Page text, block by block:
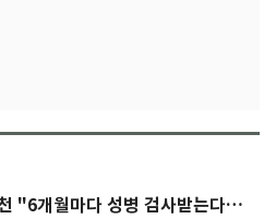
"6개월마다 성병 검사받는다…